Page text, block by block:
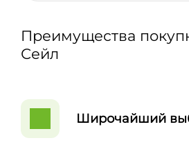
Преимущества
Сейл
Широчайший